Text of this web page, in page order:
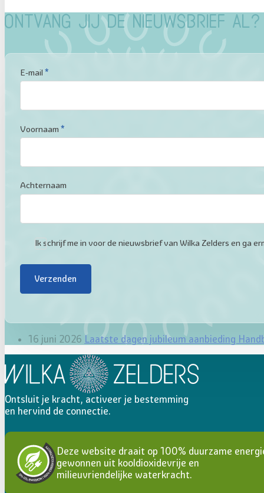
Ontvang jij de nieuwsbrief al?
Sectie
E-mail *
Voornaam *
Achternaam
Ik schrijf me in voor de nieuwsbrief van Wilka Zelders en ga
Verzenden
16 juni 2026 Laatste dagen jubileum aanbieding
Ontsluit je kracht, activeer je bestemming
en hervind de connectie.
Deze website draait op 100% duurzame
gewonnen uit kooldioxidevrije en
milieuvriendelijke waterkracht.